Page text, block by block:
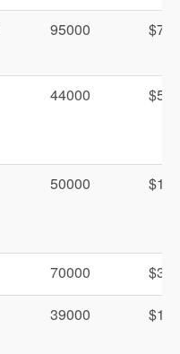
95000 $771
44000 $579
50000 $189
70000 $307
39000 $160